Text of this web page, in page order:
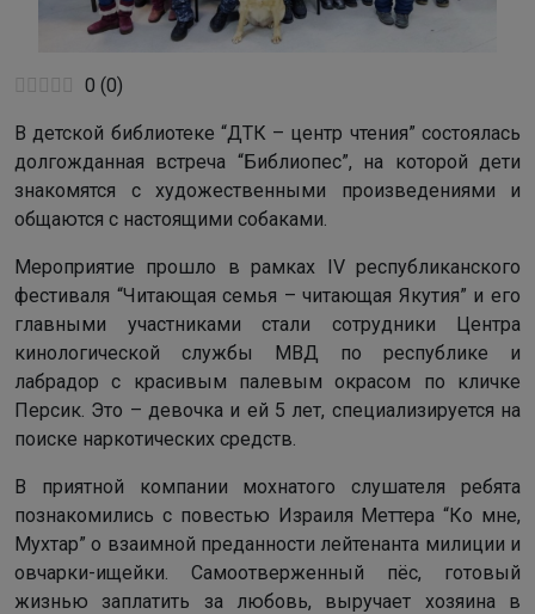
0 (0)
В детской библиотеке “ДТК – центр чтения” состоялась
долгожданная встреча “Библиопес”, на которой дети
знакомятся с художественными произведениями и
общаются с настоящими собаками.
Мероприятие прошло в рамках IV республиканского
фестиваля “Читающая семья – читающая Якутия” и его
главными участниками стали сотрудники Центра
кинологической службы МВД по республике и
лабрадор с красивым палевым окрасом по кличке
Персик. Это – девочка и ей 5 лет, специализируется на
поиске наркотических средств.
В приятной компании мохнатого слушателя ребята
познакомились с повестью Израиля Меттера “Ко мне,
Мухтар” о взаимной преданности лейтенанта милиции и
овчарки-ищейки. Самоотверженный пёс, готовый
жизнью заплатить за любовь, выручает хозяина в